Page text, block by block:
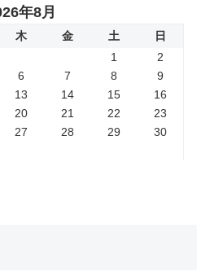
年8月
木 金 土
日
1
2
6 7 8
9
13 14 15
16
20 21 22
23
27 28 29
30